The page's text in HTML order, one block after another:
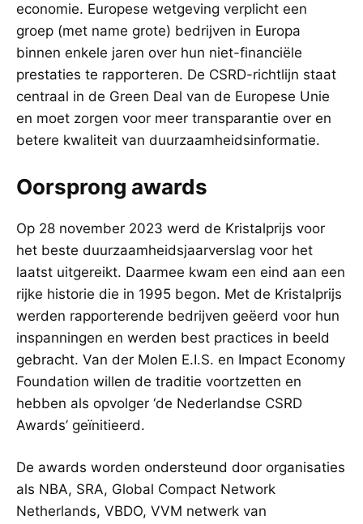
economie. Europese wetgeving verplicht een
groep (met name grote) bedrijven in Europa
binnen enkele jaren over hun niet-financiële
prestaties te rapporteren. De CSRD-richtlijn staat
centraal in de Green Deal van de Europese Unie
en moet zorgen voor meer transparantie over en
betere kwaliteit van duurzaamheidsinformatie.
Oorsprong awards
Op 28 november 2023 werd de Kristalprijs voor
het beste duurzaamheidsjaarverslag voor het
laatst uitgereikt. Daarmee kwam een eind aan een
rijke historie die in 1995 begon. Met de Kristalprijs
werden rapporterende bedrijven geëerd voor hun
inspanningen en werden best practices in beeld
gebracht. Van der Molen E.I.S. en Impact Economy
Foundation willen de traditie voortzetten en
hebben als opvolger ‘de Nederlandse CSRD
Awards’ geïnitieerd.
De awards worden ondersteund door organisaties
als NBA, SRA, Global Compact Network
Netherlands, VBDO, VVM netwerk van